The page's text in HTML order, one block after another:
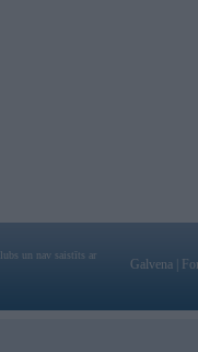
un nav saistīts ar
Galvena